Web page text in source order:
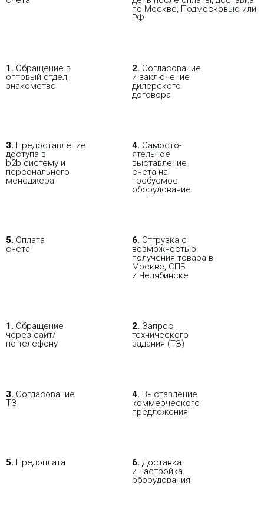
по Москве, Подмосковью или
РФ
1. Обращение в
оптовый отдел,
знакомство
2. Согласование
и заключение
дилерского
договора
3. Пре­до­ста­вле­ние
доступа в
b2b систему и
персо­нального
мене­джера
4. Само­сто­-
ятель­ное
выставление
счета на
требуемое
оборудование
5. Оплата
счета
6. Отгрузка с
возможностью
получения товара в
Москве, СПБ
и Челябинске
1. Обращение
через сайт/
по телефону
2. Запрос
технического
задания (ТЗ)
3. Согласование
ТЗ
4. Выставление
коммерческого
предложения
5. Предоплата 6. Доставка
и настройка
оборудования